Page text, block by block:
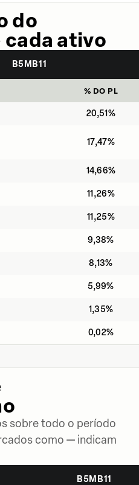
do
ativo
B5MB11
% DO PL
20,51%
17,47%
14,66%
11,26%
11,25%
9,38%
8,13%
5,99%
1,35%
0,02%
sobre todo o período
como — indicam
B5MB11